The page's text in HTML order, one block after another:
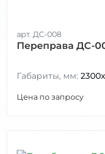
арт. ДС-008
Переправа ДС-
Габариты, мм:
Цена по запросу